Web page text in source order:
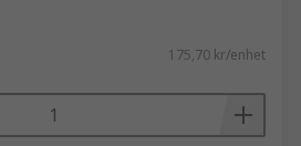
175,70 kr/enhet